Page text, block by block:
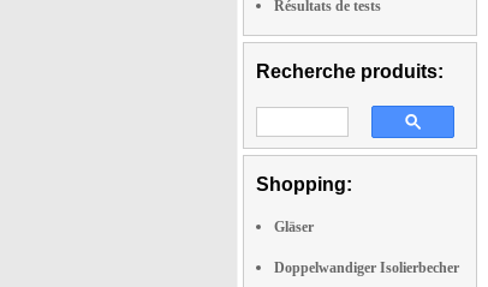
Résultats de tests
Recherche produits:
Shopping:
Gläser
Doppelwandiger Isolierbecher